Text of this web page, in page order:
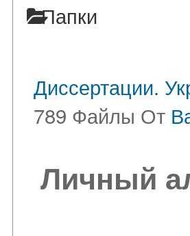
Папки
Диссертации.
789 Файлы От
Личный